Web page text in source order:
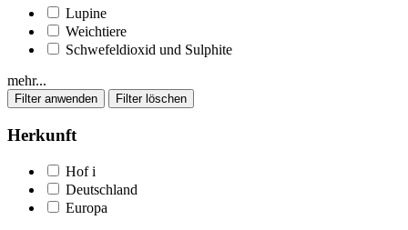
Lupine
Weichtiere
Schwefeldioxid und Sulphite
mehr...
Herkunft
Hof i
Deutschland
Europa